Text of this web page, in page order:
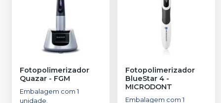
Fotopolimerizador
Quazar - FGM
Embalagem com 1
unidade.
Fotopolimerizador
BlueStar 4 -
MICRODONT
Embalagem com 1